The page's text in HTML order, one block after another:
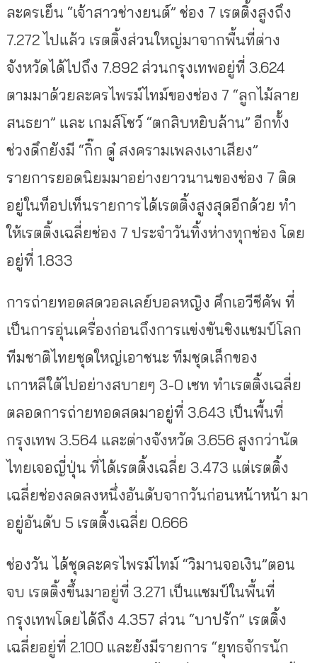
ละครเย็น “เจ้าสาวช่างยนต์” ช่อง 7 เรตติ้งสูงถึง
7.272 ไปแล้ว เรตติ้งส่วนใหญ่มาจากพื้นที่ต่าง
จังหวัดได้ไปถึง 7.892 ส่วนกรุงเทพอยู่ที่ 3.624
ตามมาด้วยละครไพรม์ไทม์ของช่อง 7 “ลูกไม้ลาย
สนธยา” และ เกมส์โชว์ “ตกสิบหยิบล้าน” อีกทั้ง
ช่วงดึกยังมี “กิ๊ก ดู๋ สงครามเพลงเงาเสียง”
รายการยอดนิยมมาอย่างยาวนานของช่อง 7 ติด
อยู่ในท็อปเท็นรายการได้เรตติ้งสูงสุดอีกด้วย ทำ
ให้เรตติ้งเฉลี่ยช่อง 7 ประจำวันทิ้งห่างทุกช่อง โดย
อยู่ที่ 1.833
การถ่ายทอดสดวอลเลย์บอลหญิง ศึกเอวีซีคัพ ที่
เป็นการอุ่นเครื่องก่อนถึงการแข่งขันชิงแชมป์โลก
ทีมชาติไทยชุดใหญ่เอาชนะ ทีมชุดเล็กของ
เกาหลีใต้ไปอย่างสบายๆ 3-0 เซท ทำเรตติ้งเฉลี่ย
ตลอดการถ่ายทอดสดมาอยู่ที่ 3.643 เป็นพื้นที่
กรุงเทพ 3.564 และต่างจังหวัด 3.656 สูงกว่านัด
ไทยเจอญี่ปุ่น ที่ได้เรตติ้งเฉลี่ย 3.473 แต่เรตติ้ง
เฉลี่ยช่องลดลงหนึ่งอันดับจากวันก่อนหน้าหน้า มา
อยู่อันดับ 5 เรตติ้งเฉลี่ย 0.666
ช่องวัน ได้ชุดละครไพรม์ไทม์ “วิมานจอเงิน”ตอน
จบ เรตติ้งขึ้นมาอยู่ที่ 3.271 เป็นแชมป์ในพื้นที่
กรุงเทพโดยได้ถึง 4.357 ส่วน “บาปรัก” เรตติ้ง
เฉลี่ยอยู่ที่ 2.100 และยังมีรายการ “ยุทธจักรนัก